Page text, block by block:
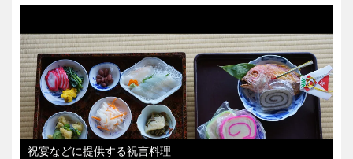
祝宴などに提供する祝言料理